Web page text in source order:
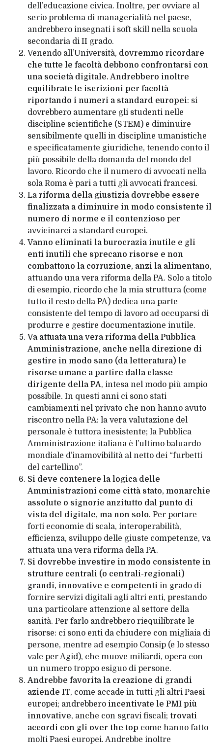
dell’educazione civica. Inoltre, per ovviare al
serio problema di managerialità nel paese,
andrebbero insegnati i soft skill nella scuola
secondaria di II grado.
Venendo all’Università, dovremmo ricordare
che tutte le facoltà debbono confrontarsi con
una società digitale. Andrebbero inoltre
equilibrate le iscrizioni per facoltà
riportando i numeri a standard europei: si
dovrebbero aumentare gli studenti nelle
discipline scientifiche (STEM) e diminuire
sensibilmente quelli in discipline umanistiche
e specificatamente giuridiche, tenendo conto il
più possibile della domanda del mondo del
lavoro. Ricordo che il numero di avvocati nella
sola Roma è pari a tutti gli avvocati francesi.
La riforma della giustizia dovrebbe essere
finalizzata a diminuire in modo consistente il
numero di norme e il contenzioso per
avvicinarci a standard europei.
Vanno eliminati la burocrazia inutile e gli
enti inutili che sprecano risorse e non
combattono la corruzione, anzi la alimentano,
attuando una vera riforma della PA. Solo a titolo
di esempio, ricordo che la mia struttura (come
tutto il resto della PA) dedica una parte
consistente del tempo di lavoro ad occuparsi di
produrre e gestire documentazione inutile.
Va attuata una vera riforma della Pubblica
Amministrazione, anche nella direzione di
gestire in modo sano (da letteratura) le
risorse umane a partire dalla classe
dirigente della PA, intesa nel modo più ampio
possibile. In questi anni ci sono stati
cambiamenti nel privato che non hanno avuto
riscontro nella PA: la vera valutazione del
personale è tuttora inesistente; la Pubblica
Amministrazione italiana è l’ultimo baluardo
mondiale d’inamovibilità al netto dei “furbetti
del cartellino”.
Si deve contenere la logica delle
Amministrazioni come città stato, monarchie
assolute o signorie anzitutto dal punto di
vista del digitale, ma non solo. Per portare
forti economie di scala, interoperabilità,
efficienza, sviluppo delle giuste competenze, va
attuata una vera riforma della PA.
Si dovrebbe investire in modo consistente in
strutture centrali (o centrali-regionali)
grandi, innovative e competentiin grado di
fornire servizi digitali agli altri enti, prestando
una particolare attenzione al settore della
sanità. Per farlo andrebbero riequilibrate le
risorse: ci sono enti da chiudere con migliaia di
persone, mentre ad esempio Consip (e lo stesso
vale per Agid), che muove miliardi, opera con
un numero troppo esiguo di persone.
Andrebbe favorita la creazione di grandi
aziende IT, come accade in tutti gli altri Paesi
europei; andrebberoincentivate le PMI più
innovative, anche con sgravi fiscali; trovati
accordi con gli over the top come hanno fatto
molti Paesi europei. Andrebbe inoltre